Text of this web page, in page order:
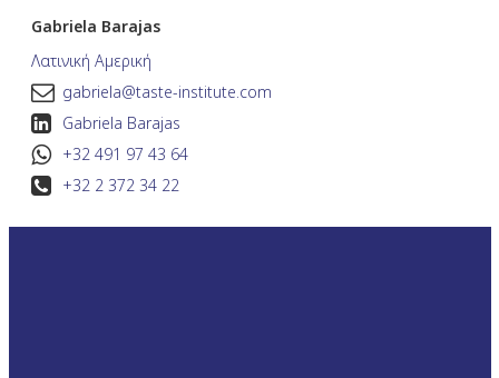
Gabriela Barajas
Λατινική Αμερική
gabriela@taste-institute.com
Gabriela Barajas
+32 491 97 43 64
+32 2 372 34 22